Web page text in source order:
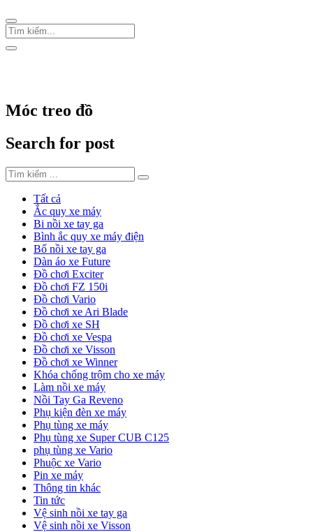
Móc treo đồ
Search for post
Tất cả
Ắc quy xe máy
Bi nồi xe tay ga
Bình ắc quy xe máy điện
Bố nồi xe tay ga
Dàn áo xe Future
Đồ chơi Exciter
Đồ chơi FZ 150i
Đồ chơi Vario
Đồ chơi xe Ari Blade
Đồ chơi xe SH
Đồ chơi xe Vespa
Đồ chơi xe Visson
Đồ chơi xe Winner
Khóa chống trộm cho xe máy
Làm nồi xe máy
Nồi Tay Ga Reveno
Phụ kiện đèn xe máy
Phụ tùng xe máy
Phụ tùng xe Super CUB C125
phụ tùng xe Vario
Phuộc xe Vario
Pin xe máy
Thông tin khác
Tin tức
Vệ sinh nồi xe tay ga
Vệ sinh nồi xe Visson